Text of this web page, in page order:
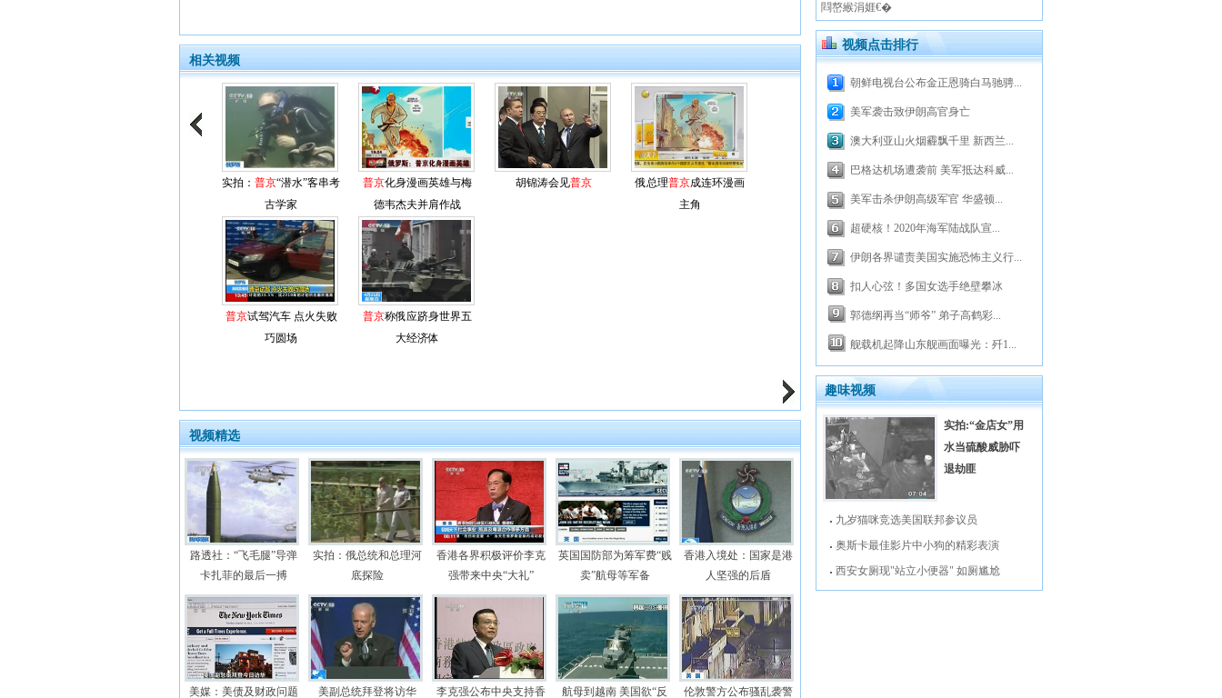
相关视频
实拍： 普京“潜水”客串考
古学家
普京化身漫画英雄与梅
德韦杰夫并肩作战
胡锦涛会见普京 俄总理普京成连环漫画
主角
普京试驾汽车 点火失败
巧圆场
普京称俄应跻身世界五
大经济体
视频精选
路透社：“飞毛腿”导弹
卡扎菲的最后一搏
实拍：俄总统和总理河
底探险
香港各界积极评价李克
强带来中央“大礼”
英国国防部为筹军费“贱
卖”航母等军备
香港入境处：国家是港
人坚强的后盾
美媒：美债及财政问题 美副总统拜登将访华 李克强公布中央支持香 航母到越南 美国欲“反 伦敦警方公布骚乱袭警
閰嶅緱涓娾€�
视频点击排行
朝鲜电视台公布金正恩骑白马驰骋...
美军袭击致伊朗高官身亡
澳大利亚山火烟霾飘千里 新西兰...
巴格达机场遭袭前 美军抵达科威...
美军击杀伊朗高级军官 华盛顿...
超硬核！2020年海军陆战队宣...
伊朗各界谴责美国实施恐怖主义行...
扣人心弦！多国女选手绝壁攀冰
郭德纲再当“师爷” 弟子高鹤彩...
舰载机起降山东舰画面曝光：歼1...
趣味视频
实拍:“金店女”用
水当硫酸威胁吓
退劫匪
九岁猫咪竞选美国联邦参议员
奥斯卡最佳影片中小狗的精彩表演
西安女厕现"站立小便器" 如厕尴尬